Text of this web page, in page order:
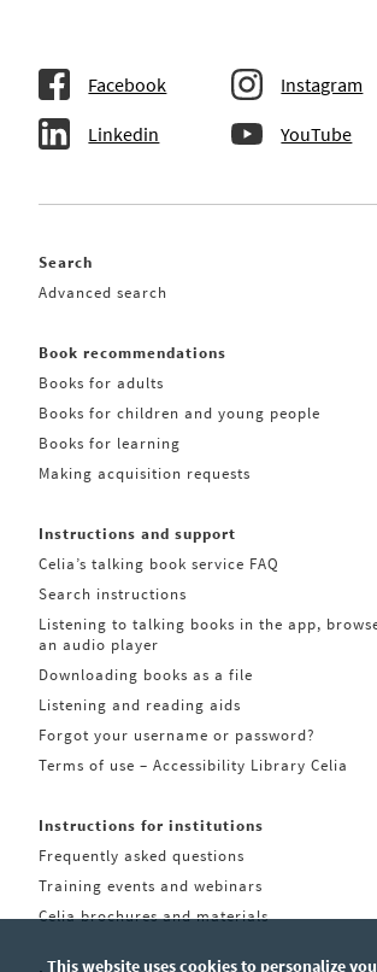
Facebook Instagram
Linkedin YouTube
Search
Advanced search
Book recommendations
Books for adults
Books for children and young people
Books for learning
Making acquisition requests
Instructions and support
Celia’s talking book service FAQ
Search instructions
Listening to talking books in the app,
an audio player
Downloading books as a file
Listening and reading aids
Forgot your username or password?
Terms of use – Accessibility Library Celia
Instructions for institutions
Frequently asked questions
Training events and webinars
Celia brochures and materials
This website uses cookies to personalize